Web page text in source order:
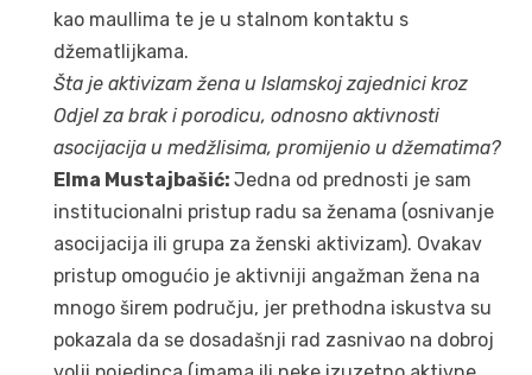
kao maullima te je u stalnom kontaktu s
džematlijkama.
Šta je aktivizam žena u Islamskoj zajednici kroz
Odjel za brak i porodicu, odnosno aktivnosti
asocijacija u medžlisima, promijenio u džematima?
Elma Mustajbašić: Jedna od prednosti je sam
institucionalni pristup radu sa ženama (osnivanje
asocijacija ili grupa za ženski aktivizam). Ovakav
pristup omogućio je aktivniji angažman žena na
mnogo širem području, jer prethodna iskustva su
pokazala da se dosadašnji rad zasnivao na dobroj